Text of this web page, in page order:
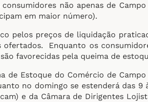
não apenas de
em maior número).
pelos preços de liquidação
Enquanto os
favorecidas pela queima de
de Estoque do Comércio de
no domingo se estenderá das 9
e da Câmara de Dirigentes